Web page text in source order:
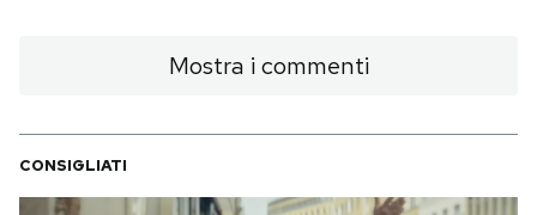
Mostra i commenti
CONSIGLIATI